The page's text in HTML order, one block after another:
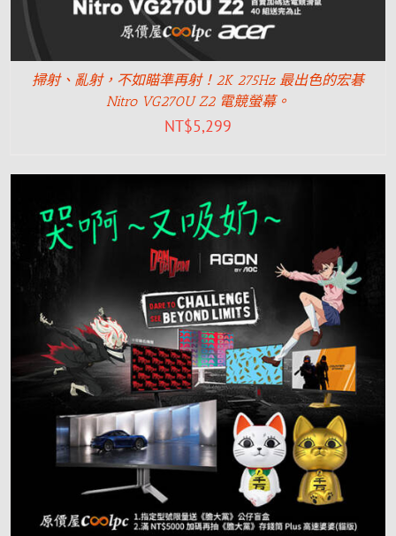
掃射、亂射，不如瞄準再射！2K 275Hz 最出色的宏碁
Nitro VG270U Z2 電競螢幕。
NT$5,299